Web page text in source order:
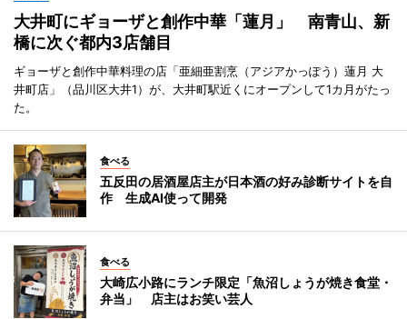
大井町にギョーザと創作中華「蓮月」 南青山、新
橋に次ぐ都内3店舗目
ギョーザと創作中華料理の店「亜細亜割烹（アジアかっぽう）蓮月 大
井町店」（品川区大井1）が、大井町駅近くにオープンして1カ月がたっ
た。
食べる
五反田の居酒屋店主が日本酒の好み診断サイトを自
作 生成AI使って開発
食べる
大崎広小路にランチ限定「魚沼しょうが焼き食堂・
弁当」 店主はお笑い芸人